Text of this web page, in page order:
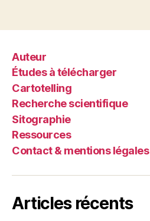
Auteur
Études à télécharger
Cartotelling
Recherche scientifique
Sitographie
Ressources
Contact & mentions légales
Articles récents